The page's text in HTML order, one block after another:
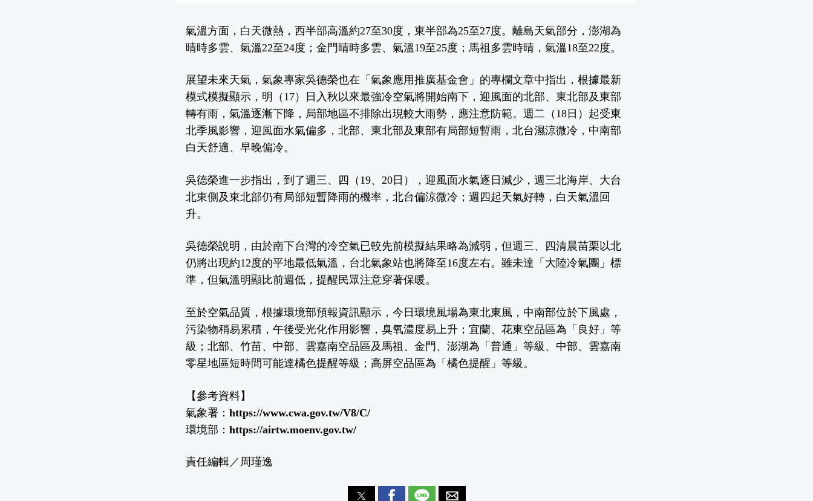
氣溫方面，白天微熱，西半部高溫約27至30度，東半部為25至27度。離島天氣部分，澎湖為
晴時多雲、氣溫22至24度；金門晴時多雲、氣溫19至25度；馬祖多雲時晴，氣溫18至22度。
展望未來天氣，氣象專家吳德榮也在「 氣象應用推廣基金會 」的專欄文章中指出，根據最新
模式模擬顯示，明（17）日入秋以來最強冷空氣將開始南下，迎風面的北部、東北部及東部
轉有雨，氣溫逐漸下降，局部地區不排除出現較大雨勢，應注意防範。週二（18日）起受東
北季風影響，迎風面水氣偏多，北部、東北部及東部有局部短暫雨，北台濕涼微冷，中南部
白天舒適、早晚偏冷。
吳德榮進一步指出，到了週三、四（19、20日），迎風面水氣逐日減少，週三北海岸、大台
北東側及東北部仍有局部短暫降雨的機率，北台偏涼微冷；週四起天氣好轉，白天氣溫回
升。
吳德榮說明，由於南下台灣的冷空氣已較先前模擬結果略為減弱，但週三、四清晨苗栗以北
仍將出現約12度的平地最低氣溫，台北氣象站也將降至16度左右。雖未達「大陸冷氣團」標
準，但氣溫明顯比前週低，提醒民眾注意穿著保暖。
至於空氣品質，根據環境部預報資訊顯示，今日環境風場為東北東風，中南部位於下風處，
污染物稍易累積，午後受光化作用影響，臭氧濃度易上升；宜蘭、花東空品區為「良好」等
級；北部、竹苗、中部、雲嘉南空品區及馬祖、金門、澎湖為「普通」等級、中部、雲嘉南
零星地區短時間可能達橘色提醒等級；高屏空品區為「橘色提醒」等級。
【參考資料】
氣象署： https://www.cwa.gov.tw/V8/C/
環境部： https://airtw.moenv.gov.tw/
責任編輯／周瑾逸